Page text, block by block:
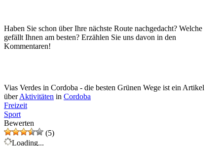
Haben Sie schon über Ihre nächste Route nachgedacht? Welche
gefällt Ihnen am besten? Erzählen Sie uns davon in den
Kommentaren!
Vias Verdes in Cordoba - die besten Grünen Wege ist ein Artikel
überAktivitäten in Cordoba
Freizeit
Sport
Bewerten
(5)
Loading...